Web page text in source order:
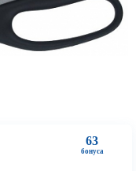
63
бонуса